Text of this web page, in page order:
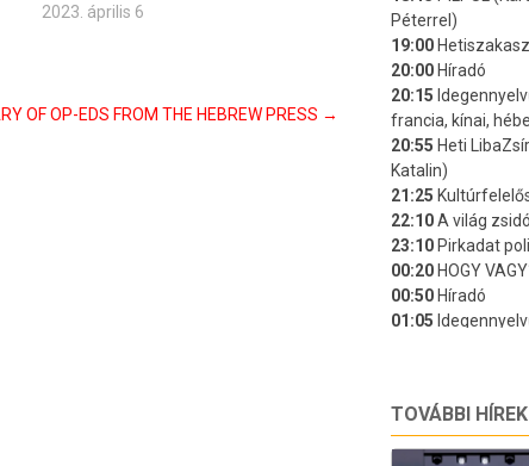
2023. április 6
OF OP-EDS FROM THE HEBREW PRESS →
TOVÁBBI HÍREK